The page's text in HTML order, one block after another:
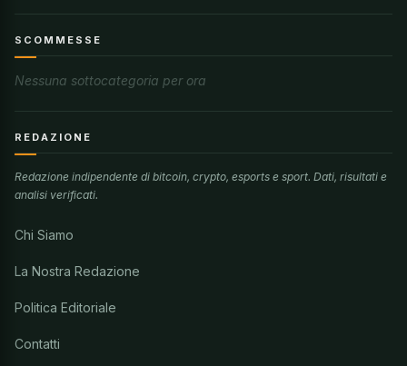
SCOMMESSE
Nessuna sottocategoria per ora
REDAZIONE
Redazione indipendente di bitcoin, crypto, esports e sport. Dati, risultati e
analisi verificati.
Chi Siamo
La Nostra Redazione
Politica Editoriale
Contatti